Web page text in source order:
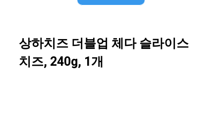
상하치즈 더블업 체다 슬라이스
치즈, 240g, 1개